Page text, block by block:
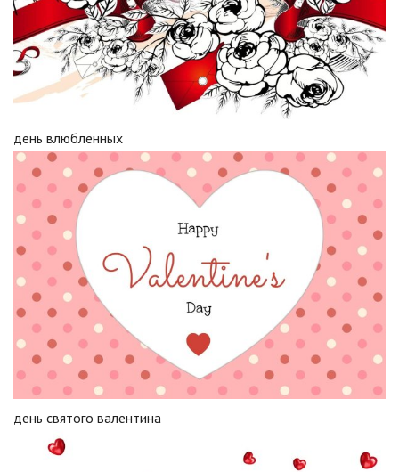
день влюблённых
день святого валентина